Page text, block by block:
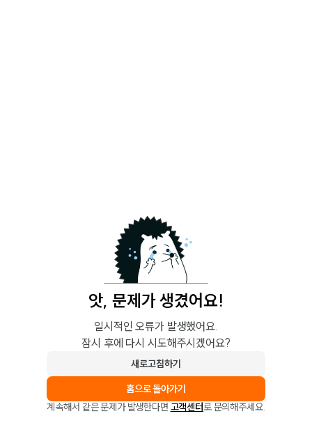
앗, 문제가 생겼어요!
일시적인 오류가 발생했어요.
잠시 후에 다시 시도해주시겠어요?
새로고침하기
홈으로 돌아가기
계속해서 같은 문제가 발생한다면 고객센터로 문의해주세요.